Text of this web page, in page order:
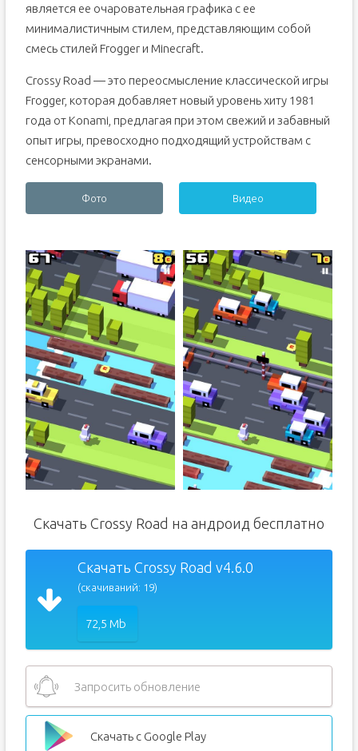
является ее очаровательная графика с ее
минималистичным стилем, представляющим собой
смесь стилей Frogger и Minecraft.
Crossy Road — это переосмысление классической игры
Frogger, которая добавляет новый уровень хиту 1981
года от Konami, предлагая при этом свежий и забавный
опыт игры, превосходно подходящий устройствам с
сенсорными экранами.
Фото Видео
Скачать Crossy Road на андроид бесплатно
Скачать Crossy Road v4.6.0
(скачиваний: 19)
72,5 Mb
Запросить обновление
Скачать с Google Play